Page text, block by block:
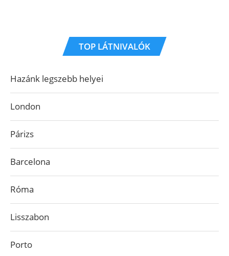
TOP LÁTNIVALÓK
Hazánk legszebb helyei
London
Párizs
Barcelona
Róma
Lisszabon
Porto